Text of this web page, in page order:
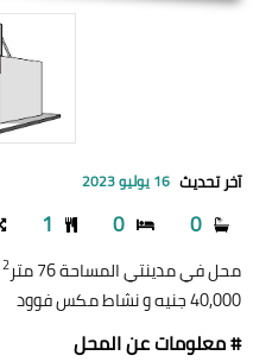
آخر تحديث 16 يوليو 2023
0
0
1
محل في مدينتي المساحة 76 متر 2
40,000 جنيه و نشاط مكس فوود
# معلومات عن المحل